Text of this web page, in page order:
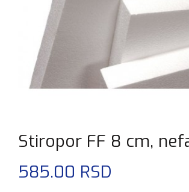
Stiropor FF 8 cm,
585.00 RSD